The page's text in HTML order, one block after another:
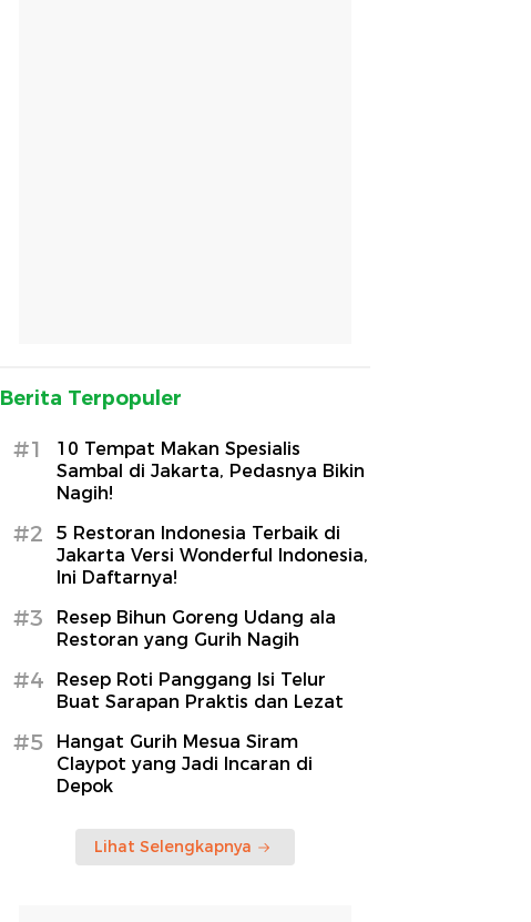
Berita Terpopuler
#1
10 Tempat Makan Spesialis
Sambal di Jakarta, Pedasnya Bikin
Nagih!
#2
5 Restoran Indonesia Terbaik di
Jakarta Versi Wonderful Indonesia,
Ini Daftarnya!
#3
Resep Bihun Goreng Udang ala
Restoran yang Gurih Nagih
#4
Resep Roti Panggang Isi Telur
Buat Sarapan Praktis dan Lezat
#5
Hangat Gurih Mesua Siram
Claypot yang Jadi Incaran di
Depok
Lihat Selengkapnya